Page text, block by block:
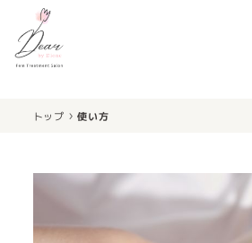
トップ › 使い方